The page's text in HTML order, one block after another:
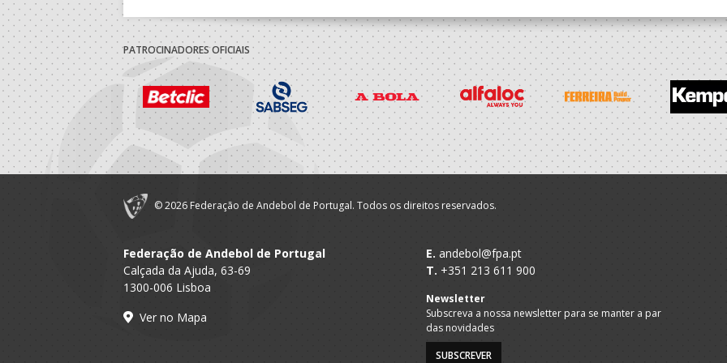
PATROCINADORES OFICIAIS
© 2026 Federação de Andebol de Portugal. Todos os direitos reservados.
Federação de Andebol de Portugal
Calçada da Ajuda, 63-69
1300-006 Lisboa
Ver no Mapa
E. andebol@fpa.pt
T. +351 213 611 900
Newsletter
Subscreva a nossa newsletter para se manter a par
das novidades
SUBSCREVER